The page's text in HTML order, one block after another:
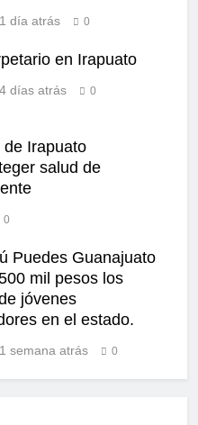
1 día atrás 0
en Irapuato
4 días atrás 0
de Irapuato
salud de
0
Puedes Guanajuato
mil pesos los
jóvenes
en el estado.
1 semana atrás 0